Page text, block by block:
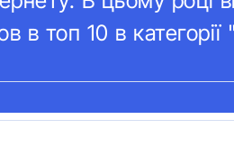
в топ 10 в категорії